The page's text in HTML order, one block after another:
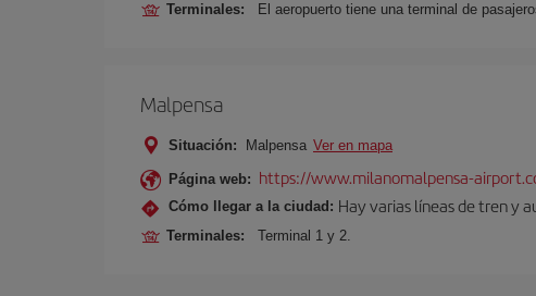
Terminales: El aeropuerto tiene una terminal de
Malpensa
Situación: Malpensa Ver en mapa
Página web: https://www.milanomalpensa-
Cómo llegar a la ciudad: Hay varias líneas de tren y
Terminales: Terminal 1 y 2.